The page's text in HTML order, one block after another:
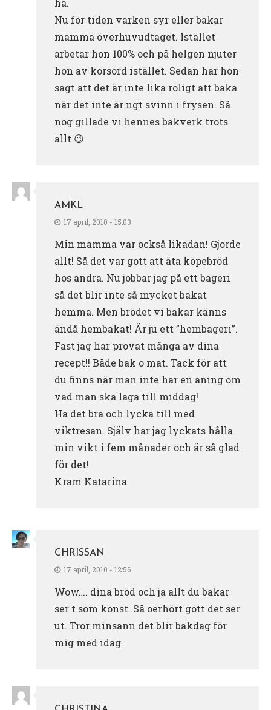
Nu för tiden varken syr eller bakar
mamma överhuvudtaget. Istället
arbetar hon 100% och på helgen njuter
hon av korsord istället. Sedan har hon
sagt att det är inte lika roligt att baka
när det inte är ngt svinn i frysen. Så
nog gillade vi hennes bakverk trots
allt 😉
AMKL
17 april, 2010 - 15:03
Min mamma var också likadan! Gjorde
allt! Så det var gott att äta köpebröd
hos andra. Nu jobbar jag på ett bageri
så det blir inte så mycket bakat
hemma. Men brödet vi bakar känns
ändå hembakat! Är ju ett ”hembageri”.
Fast jag har provat många av dina
recept!! Både bak o mat. Tack för att
du finns när man inte har en aning om
vad man ska laga till middag!
Ha det bra och lycka till med
viktresan. Själv har jag lyckats hålla
min vikt i fem månader och är så glad
för det!
Kram Katarina
CHRISSAN
17 april, 2010 - 12:56
Wow…. dina bröd och ja allt du bakar
ser t som konst. Så oerhört gott det ser
ut. Tror minsann det blir bakdag för
mig med idag.